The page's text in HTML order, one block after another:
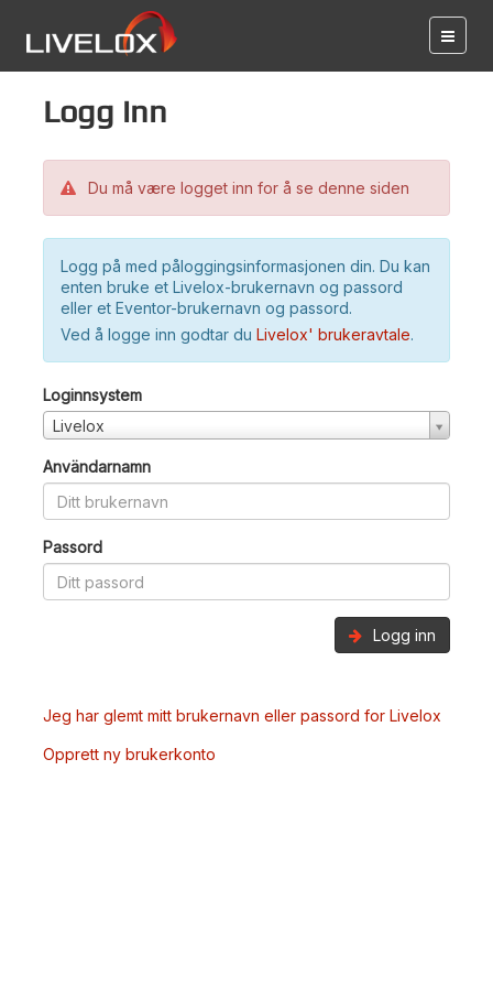
Logg inn
Du må være logget inn for å se denne siden
Logg på med påloggingsinformasjonen din. Du kan
enten bruke et Livelox-brukernavn og passord
eller et Eventor-brukernavn og passord.
Ved å logge inn godtar du Livelox' brukeravtale.
Loginnsystem
Livelox
Användarnamn
Passord
Logg inn
Jeg har glemt mitt brukernavn eller passord for Livelox
Opprett ny brukerkonto